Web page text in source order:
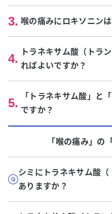
3. 喉の痛みにロキソニン
4. トラネキサム酸（トラ
ればよいですか？
5.
「トラネキサム酸」と
ですか？
「喉の痛み」 の
シミにトラネキサム酸
ありますか？